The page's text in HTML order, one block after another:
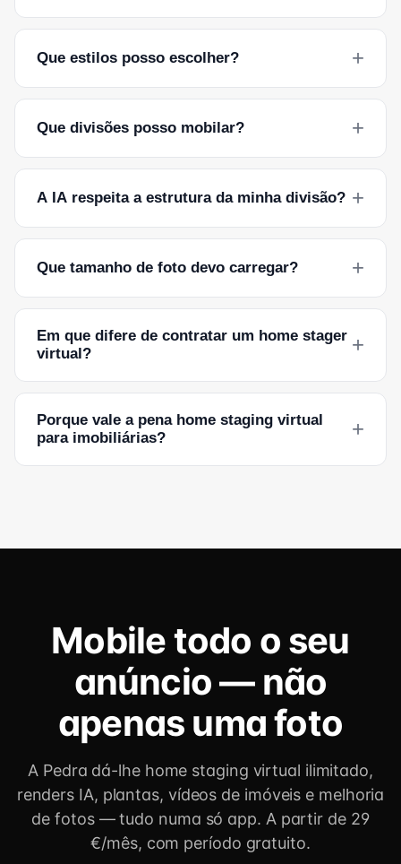
Que estilos posso escolher? +
Que divisões posso mobilar? +
A IA respeita a estrutura da minha divisão? +
Que tamanho de foto devo carregar? +
Em que difere de contratar um home stager
virtual?
+
Porque vale a pena home staging virtual
para imobiliárias?
+
Mobile todo o seu
anúncio — não
apenas uma foto
A Pedra dá-lhe home staging virtual ilimitado,
renders IA, plantas, vídeos de imóveis e melhoria
de fotos — tudo numa só app. A partir de 29
€/mês, com período gratuito.